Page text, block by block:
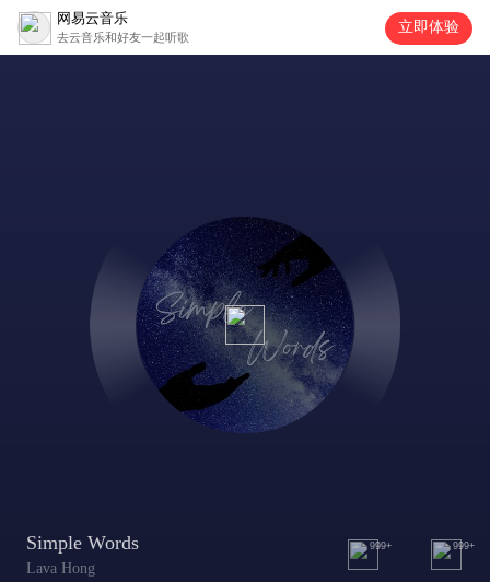
网易云音乐
去云音乐和好友一起听歌
立即体验
Simple Words
Lava Hong
999+ 999+